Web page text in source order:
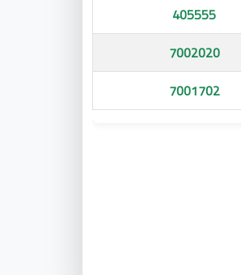
405555
7002020
7001702